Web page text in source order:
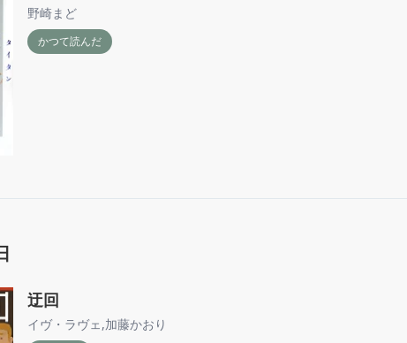
野崎まど
かつて読んだ
迂回
イヴ・ラヴェ,加藤かおり